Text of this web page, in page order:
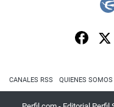
CANALES RSS QUIENES SOMOS